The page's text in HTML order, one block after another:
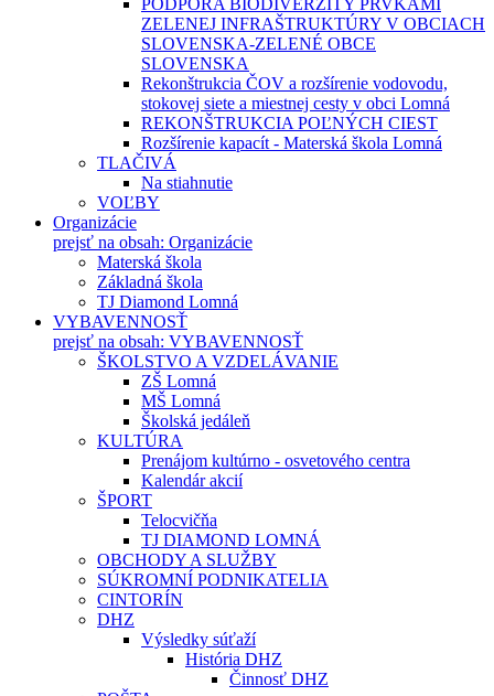
PODPORA BIODIVERZITY PRVKAMI
ZELENEJ INFRAŠTRUKTÚRY V OBCIACH
SLOVENSKA-ZELENÉ OBCE
SLOVENSKA
Rekonštrukcia ČOV a rozšírenie vodovodu,
stokovej siete a miestnej cesty v obci Lomná
REKONŠTRUKCIA POĽNÝCH CIEST
Rozšírenie kapacít - Materská škola Lomná
TLAČIVÁ
Na stiahnutie
VOĽBY
Organizácie
prejsť na obsah: Organizácie
Materská škola
Základná škola
TJ Diamond Lomná
VYBAVENNOSŤ
prejsť na obsah: VYBAVENNOSŤ
ŠKOLSTVO A VZDELÁVANIE
ZŠ Lomná
MŠ Lomná
Školská jedáleň
KULTÚRA
Prenájom kultúrno - osvetového centra
Kalendár akcií
ŠPORT
Telocvičňa
TJ DIAMOND LOMNÁ
OBCHODY A SLUŽBY
SÚKROMNÍ PODNIKATELIA
CINTORÍN
DHZ
Výsledky súťaží
História DHZ
Činnosť DHZ